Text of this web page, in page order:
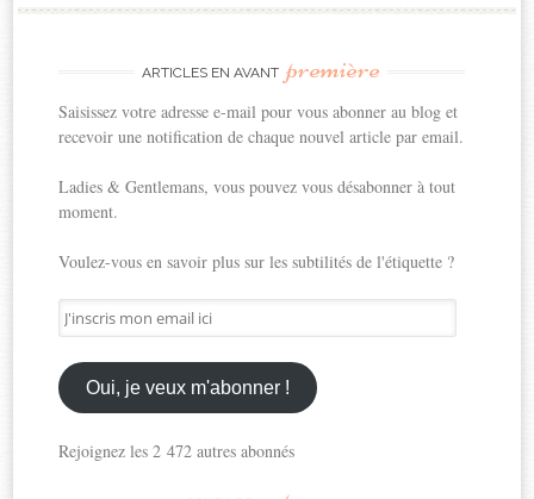
ARTICLES EN AVANT première
Saisissez votre adresse e-mail pour vous abonner au blog et
recevoir une notification de chaque nouvel article par email.
Ladies & Gentlemans, vous pouvez vous désabonner à tout
moment.
Voulez-vous en savoir plus sur les subtilités de l'étiquette ?
J'inscris
mon
email
ici
Oui, je veux m'abonner !
Rejoignez les 2 472 autres abonnés